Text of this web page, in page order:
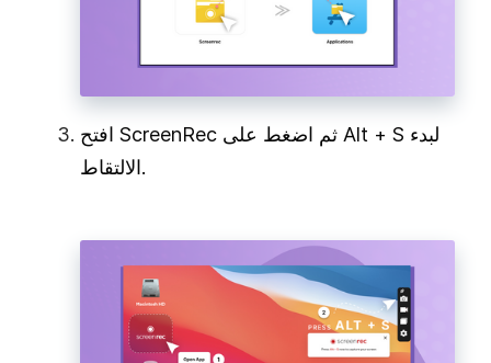
افتح ScreenRec ثم اضغط على Alt + S لبدء
الالتقاط.